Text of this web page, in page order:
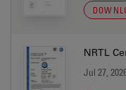
NRTL
Jul 27,